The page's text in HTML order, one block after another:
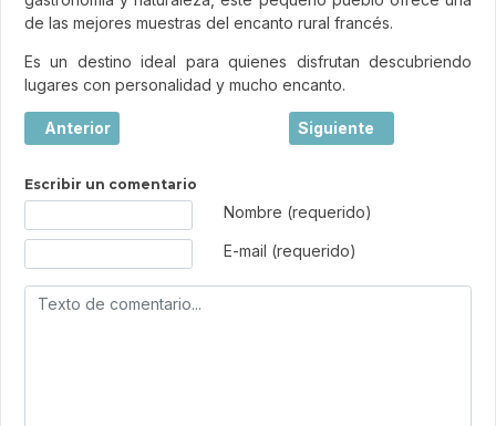
de las mejores muestras del encanto rural francés.
Es un destino ideal para quienes disfrutan descubriendo
lugares con personalidad y mucho encanto.
Artículo anterior: El turismo sostenible y las buenas
Anterior Artículo siguiente:
Siguiente
Escribir un comentario
Nombre (requerido)
E-mail (requerido)